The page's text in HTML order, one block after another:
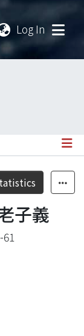
Log In
子義